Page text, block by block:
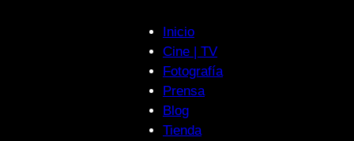
Inicio
Cine | TV
Fotografía
Prensa
Blog
Tienda